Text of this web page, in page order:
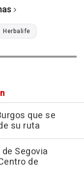
Herbalife
que se
su ruta
Segovia
de